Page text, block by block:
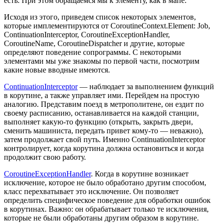
Исходя из этого, приведем список некоторых элементов,
которые имплементируются от CoroutineContext.Element: Job,
ContinuationInterceptor, CoroutineExceptionHandler,
CoroutineName, CoroutineDispatcher и другие, которые
определяют поведение сопрограммы. С некоторыми
элементами мы уже знакомы по первой части, посмотрим
какие новые вводные имеются.
ContinuationInterceptor— наблюдает за выполнением функций
в корутине, а также управляет ими. Перейдем на простую
аналогию. Представим поезд в метрополитене, он ездит по
своему расписанию, останавливается на каждой станции,
выполняет какую-то функцию (открыть, закрыть двери,
сменить машиниста, передать привет кому-то — неважно),
затем продолжает свой путь. Именно ContinuationInterceptor
контролирует, когда корутина должна остановиться и когда
продолжит свою работу.
CoroutineExceptionHandler. Когда в корутине возникает
исключение, которое не было обработано другим способом,
класс перехватывает это исключение. Он позволяет
определить специфическое поведение для обработки ошибок
в корутинах. Важно: он обрабатывает только те исключения,
которые не были обработаны другим образом в корутине.